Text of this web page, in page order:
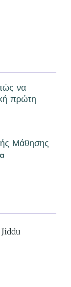
να
πρώτη
Μάθησης